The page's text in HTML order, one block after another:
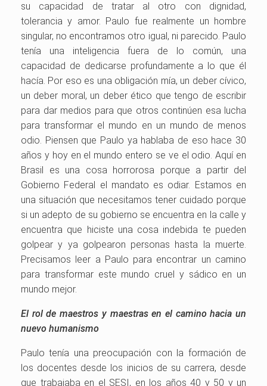
su capacidad de tratar al otro con dignidad,
tolerancia y amor. Paulo fue realmente un hombre
singular, no encontramos otro igual, ni parecido. Paulo
tenía una inteligencia fuera de lo común, una
capacidad de dedicarse profundamente a lo que él
hacía. Por eso es una obligación mía, un deber cívico,
un deber moral, un deber ético que tengo de escribir
para dar medios para que otros continúen esa lucha
para transformar el mundo en un mundo de menos
odio. Piensen que Paulo ya hablaba de eso hace 30
años y hoy en el mundo entero se ve el odio. Aquí en
Brasil es una cosa horrorosa porque a partir del
Gobierno Federal el mandato es odiar. Estamos en
una situación que necesitamos tener cuidado porque
si un adepto de su gobierno se encuentra en la calle y
encuentra que hiciste una cosa indebida te pueden
golpear y ya golpearon personas hasta la muerte.
Precisamos leer a Paulo para encontrar un camino
para transformar este mundo cruel y sádico en un
mundo mejor.
El rol de maestros y maestras en el camino hacia un
nuevo humanismo
Paulo tenía una preocupación con la formación de
los docentes desde los inicios de su carrera, desde
que trabajaba en el SESI, en los años 40 y 50 y un